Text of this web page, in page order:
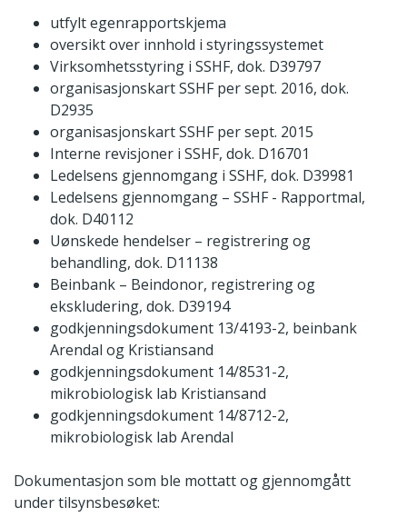
utfylt egenrapportskjema
oversikt over innhold i styringssystemet
Virksomhetsstyring i SSHF, dok. D39797
organisasjonskart SSHF per sept. 2016, dok.
D2935
organisasjonskart SSHF per sept. 2015
Interne revisjoner i SSHF, dok. D16701
Ledelsens gjennomgang i SSHF, dok. D39981
Ledelsens gjennomgang – SSHF - Rapportmal,
dok. D40112
Uønskede hendelser – registrering og
behandling, dok. D11138
Beinbank – Beindonor, registrering og
ekskludering, dok. D39194
godkjenningsdokument 13/4193-2, beinbank
Arendal og Kristiansand
godkjenningsdokument 14/8531-2,
mikrobiologisk lab Kristiansand
godkjenningsdokument 14/8712-2,
mikrobiologisk lab Arendal
Dokumentasjon som ble mottatt og gjennomgått
under tilsynsbesøket: